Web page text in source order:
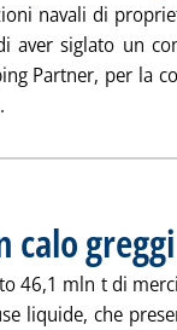
navali di
aver siglato un
Partner, per la
calo
46,1 mln t di
liquide, che